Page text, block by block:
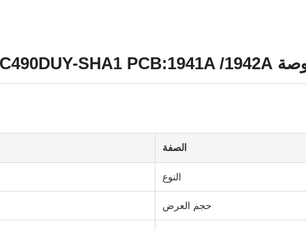
الصفة
النوع
حجم العرض